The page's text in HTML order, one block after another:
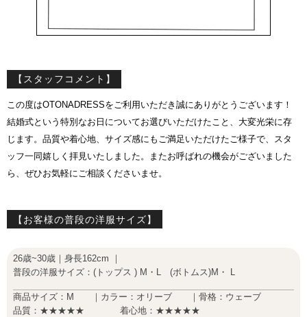
【スタッフコメント】
この度はOTONADRESSをご利用いただき誠にありがとうございます！
結婚式という特別なお日についてお選びいただけたこと、大変光栄に存
じます。品質や着心地、サイズ感にもご満足いただけたご様子で、スタ
ッフ一同嬉しく拝見いたしました。またお呼ばれの機会がございました
ら、ぜひお気軽にご相談くださいませ。
【お客様の普段の洋服サイズ】
26歳~30歳｜身長162cm ｜
普段の洋服サイズ：(トップス ) M・L (ボトムス)M・ L
商品サイズ：M ｜カラー：オリーブ ｜骨格：ウェーブ
品質：★★★★★ 着心地：★★★★★